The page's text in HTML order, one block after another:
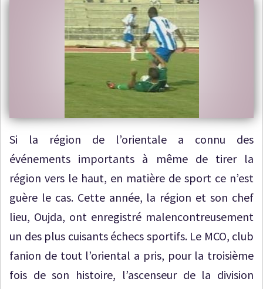
Si la région de l’orientale a connu des
événements importants à même de tirer la
région vers le haut, en matière de sport ce n’est
guère le cas. Cette année, la région et son chef
lieu, Oujda, ont enregistré malencontreusement
un des plus cuisants échecs sportifs. Le MCO, club
fanion de tout l’oriental a pris, pour la troisième
fois de son histoire, l’ascenseur de la division